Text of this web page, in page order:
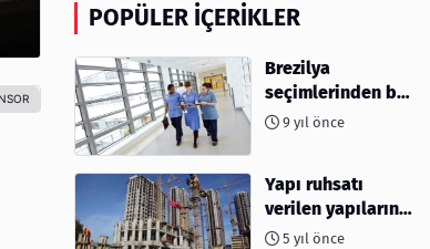
POPÜLER İÇERIKLER
Brezilya
seçimlerinden bu
yana hemşire
9 yıl önce
Yapı ruhsatı
verilen yapıların
yüzölçümü %40,8
5 yıl önce